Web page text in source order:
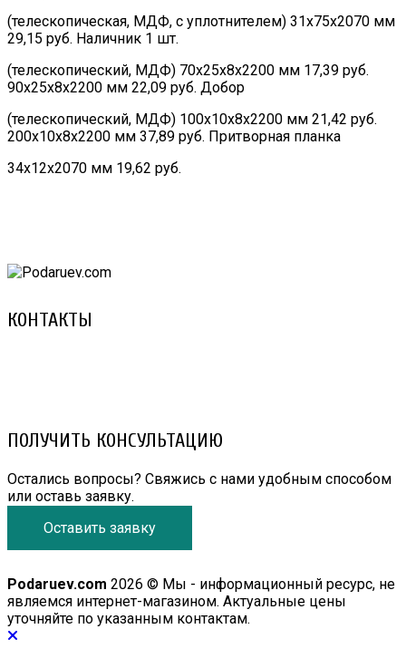
(телескопическая, МДФ, с уплотнителем) 31х75х2070 мм
29,15 руб. Наличник 1 шт.
(телескопический, МДФ) 70х25х8х2200 мм 17,39 руб.
90х25х8х2200 мм 22,09 руб. Добор
(телескопический, МДФ) 100х10х8х2200 мм 21,42 руб.
200х10х8х2200 мм 37,89 руб. Притворная планка
34х12х2070 мм 19,62 руб.
КОНТАКТЫ
ПОЛУЧИТЬ КОНСУЛЬТАЦИЮ
Остались вопросы? Свяжись с нами удобным способом
или оставь заявку.
Оставить заявку
Podaruev.com 2026 © Мы - информационный ресурс, не
являемся интернет-магазином. Актуальные цены
уточняйте по указанным контактам.